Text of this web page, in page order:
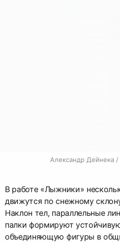
Александр Дейнека
В работе «Лыжники»
движутся по снежному
Наклон тел, параллельные
палки формируют
объединяющую фигуры в